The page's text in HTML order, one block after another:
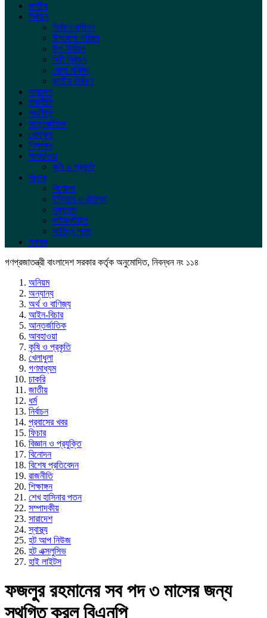
জাতীয়
নির্বাচন
নির্বাচন কমিশন
উপজেলা পরিষদ
উপ-নির্বাচন
সিটি নির্বাচন
জেলা পরিষদ
জাতীয় নির্বাচন
সারাদেশ
রাজনীতি
অর্থনীতি
আন্তর্জাতিক
খেলাধুলা
শিক্ষাঙ্গন
আবহাওয়া
কৃষি ও প্রকৃতি
ফিচার
বিনোদন
ইতিহাস ও ঐতিহ্য
মুক্তমত
লাইফস্টাইল
সাহিত্য পাতা
স্বাস্থ্য
গণপ্রজাতন্ত্রী বাংলাদেশ সরকার কর্তৃক অনুমোদিত, নিবন্ধন নং ১১৪
অনিয়ম
অন্যান্য
অর্থ ও বাণিজ্য
আইন-বিচার
আন্তর্জাতিক
আবহাওয়া
কৃষি ও প্রকৃতি
খেলাধুলা
গণমাধ্যম
চাকরি
জাতীয়
ধর্ম
নির্বাচন
প্রবাসের খবর
ফিচার
বিজ্ঞান ও প্রযুক্তি
বিনোদন
বিশেষ প্রতিবেদন
রাজনীতি
শিক্ষাঙ্গন
শেখ হাসিনার পতন
সম্পাদকীয়
সারাদেশ
স্বাস্থ্য
হট আপ নিউজ
হট এক্সলুসিভ
হাই লাইটস
ফজলুর রহমানের সব পদ ৩ মাসের জন্য
স্থগিত করল বিএনপি